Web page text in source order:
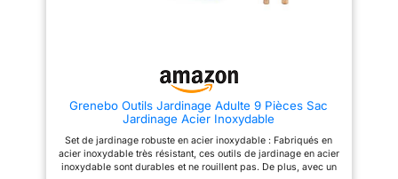
touche contemporaine à un
ensemble classique d'outils de
pour tout amateur dévoué ou
tout jardinier en herbe. Couvre
tout ce dont vous avez besoin -
Grenebo Outils Jardinage Adulte 9 Pièces Sac
Jardinage Acier Inoxydable
Set de jardinage robuste en acier inoxydable : Fabriqués en
acier inoxydable très résistant, ces outils de jardinage en acier
inoxydable sont durables et ne rouillent pas. De plus, avec un